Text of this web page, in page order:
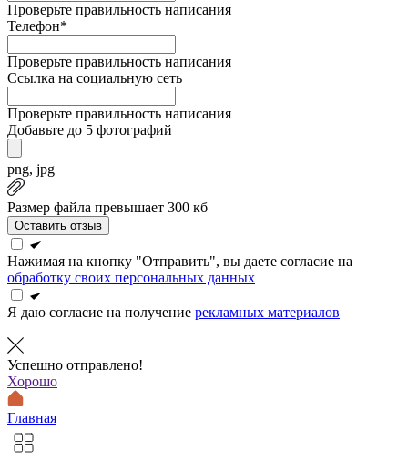
Проверьте правильность написания
Телефон*
Проверьте правильность написания
Ссылка на социальную сеть
Проверьте правильность написания
Добавьте до 5 фотографий
png, jpg
Размер файла превышает 300 кб
Оставить отзыв
Нажимая на кнопку "Отправить", вы даете согласие на
обработку своих персональных данных
Я даю согласие на получение рекламных материалов
Успешно отправлено!
Хорошо
Главная